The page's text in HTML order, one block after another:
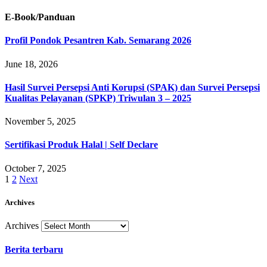
E-Book/Panduan
Profil Pondok Pesantren Kab. Semarang 2026
June 18, 2026
Hasil Survei Persepsi Anti Korupsi (SPAK) dan Survei Persepsi
Kualitas Pelayanan (SPKP) Triwulan 3 – 2025
November 5, 2025
Sertifikasi Produk Halal | Self Declare
October 7, 2025
1 2 Next
Archives
Archives
Berita terbaru